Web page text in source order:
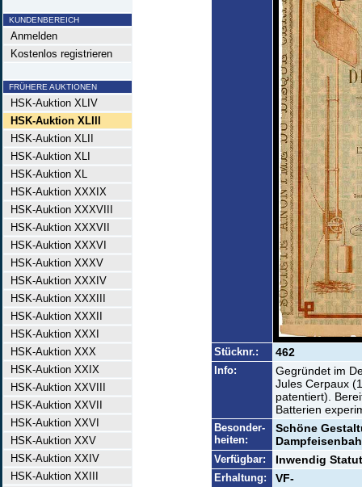
KUNDENBEREICH
Anmelden
Kostenlos registrieren
FRÜHERE AUKTIONEN
HSK-Auktion XLIV
HSK-Auktion XLIII
HSK-Auktion XLII
HSK-Auktion XLI
HSK-Auktion XL
HSK-Auktion XXXIX
HSK-Auktion XXXVIII
HSK-Auktion XXXVII
HSK-Auktion XXXVI
HSK-Auktion XXXV
HSK-Auktion XXXIV
HSK-Auktion XXXIII
HSK-Auktion XXXII
HSK-Auktion XXXI
HSK-Auktion XXX
HSK-Auktion XXIX
HSK-Auktion XXVIII
HSK-Auktion XXVII
HSK-Auktion XXVI
HSK-Auktion XXV
HSK-Auktion XXIV
HSK-Auktion XXIII
Stücknr.: 462
Info:
Gegründet im
Jules Cerpaux
patentiert).
Batterien
Besonder-
heiten:
Schöne
Verfügbar: Inwendig
Erhaltung: VF-